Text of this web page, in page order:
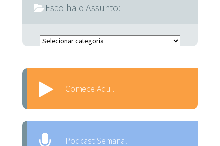
Escolha o Assunto:
Escolha o Assunto:
Comece Aqui!
Podcast Semanal